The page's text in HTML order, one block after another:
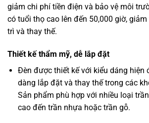
giảm chi phí tiền điện và bảo vệ môi
có tuổi thọ cao lên đến 50,000 giờ,
trì và thay thế.
Thiết kế thẩm mỹ, dễ lắp đặt
Đèn được thiết kế với kiểu dáng hiện
dàng lắp đặt và thay thế trong các
Sản phẩm phù hợp với nhiều loại
cao đến trần nhựa hoặc trần gỗ.